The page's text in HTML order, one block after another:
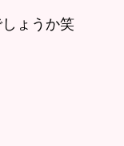
ょうか笑